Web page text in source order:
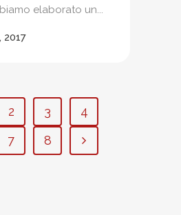
elaborato un...
2017
2 3
4
7 8